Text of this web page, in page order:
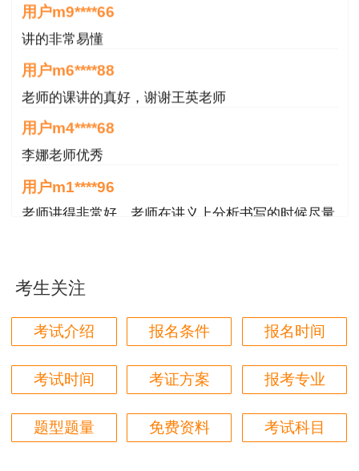
业科目，分为土木建筑工程、交通运输工程、水利
工程和安装工程4个专业类别，报考人员可根据实
际工作需要选报其一。参加4个科目考试（级别为
考全科）的人员须在连续4个考试年度内通过全部
应试科目，参加2个科目考试（级别为免2科）的
符合免试基础科目人员须在连续2个考试年度内通
过相应应试科目，方可获得资格证书。已取得一级
造价工程师一种专业职业资格证书的人员，报名参
加其他专业科目考试（级别为增报专业）的，可免
注册时增加执业专业类别的依据。
二、考区设置及报名要求
武汉、黄石、十堰（神农架）、宜昌、襄阳（随
天门、潜江）、恩施、省直（咸宁）考区。
讲的非常易懂
用户m6****88
老师的课讲的真好，谢谢王英老师
用户m4****68
李娜老师优秀
用户m1****96
老师讲得非常好，老师在讲义上分析书写的时候尽量
用户85****06
真的是把学习变成自己能理解的语言最重要！
用户m1****88
太喜欢王英老师了
平台历史购买的课程，老师讲的多非常好
考生关注
考试介绍 报名条件 报名时间
考试时间 考证方案 报考专业
题型题量 免费资料 考试科目